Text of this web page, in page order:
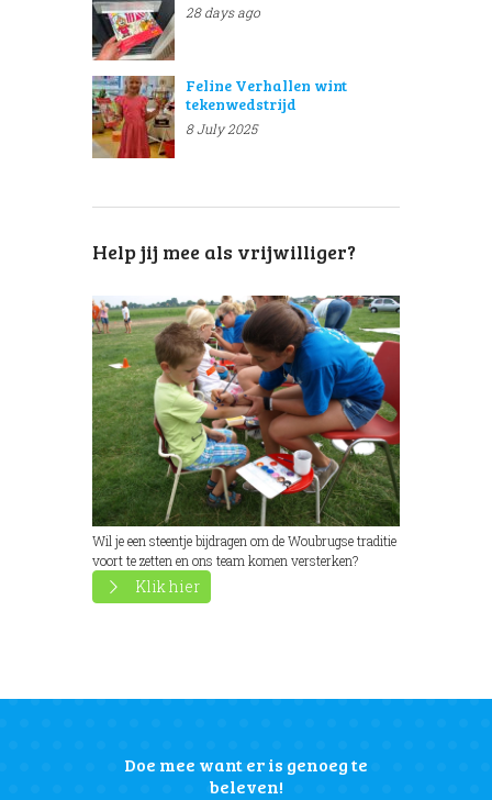
28 days ago
Feline Verhallen wint
tekenwedstrijd
8 July 2025
Help jij mee als vrijwilliger?
Wil je een steentje bijdragen om de Woubrugse traditie
voort te zetten en ons team komen versterken?
Klik hier
Doe mee want er is genoeg te
beleven!